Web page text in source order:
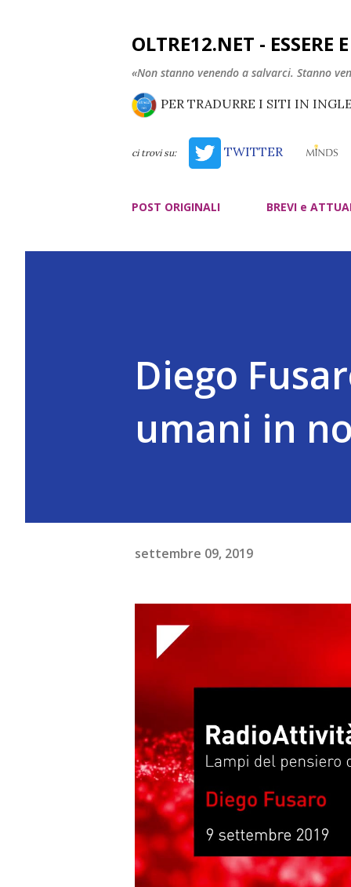
OLTRE12.NET - ESSERE
«Non stanno venendo a salvarci. Stanno
PER TRADURRE I SITI IN
ci trovi su: TWITTER
POST ORIGINALI BREVI e
Diego
umani in
settembre 09, 2019